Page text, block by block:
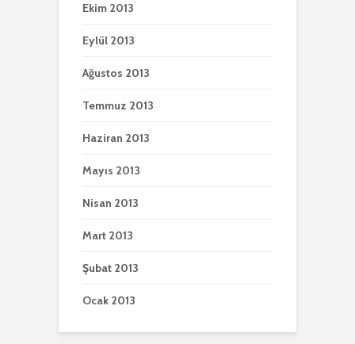
Ekim 2013
Eylül 2013
Ağustos 2013
Temmuz 2013
Haziran 2013
Mayıs 2013
Nisan 2013
Mart 2013
Şubat 2013
Ocak 2013